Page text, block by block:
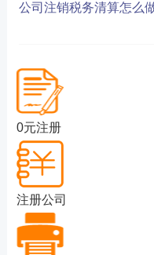
公司注销税务清算怎么
0元注册
注册公司